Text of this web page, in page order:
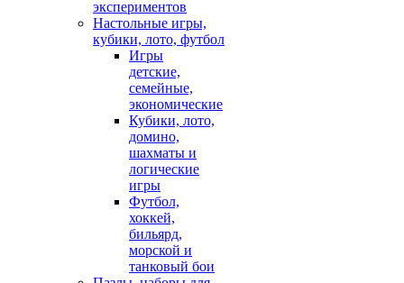
экспериментов
Настольные игры,
кубики, лото, футбол
Игры
детские,
семейные,
экономические
Кубики, лото,
домино,
шахматы и
логические
игры
Футбол,
хоккей,
бильярд,
морской и
танковый бои